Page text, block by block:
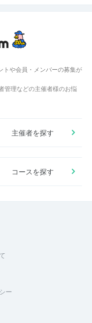
トや会員・メンバーの募集が
管理などの主催者様のお悩
主催者を探す
コースを探す
ー